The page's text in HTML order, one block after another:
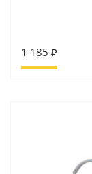
1 185 ₽